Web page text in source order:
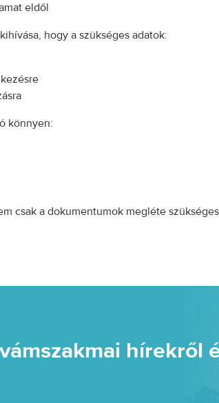
eldől
hogy a szükséges adatok:
könnyen:
csak a dokumentumok megléte
hírekről